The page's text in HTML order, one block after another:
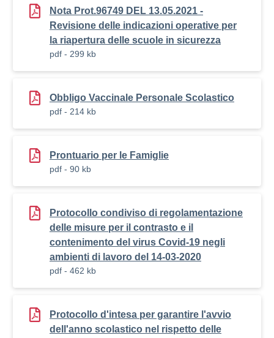
Nota Prot.96749 DEL 13.05.2021 -
Revisione delle indicazioni operative per
la riapertura delle scuole in sicurezza
pdf - 299 kb
Obbligo Vaccinale Personale Scolastico
pdf - 214 kb
Prontuario per le Famiglie
pdf - 90 kb
Protocollo condiviso di regolamentazione
delle misure per il contrasto e il
contenimento del virus Covid-19 negli
ambienti di lavoro del 14-03-2020
pdf - 462 kb
Protocollo d'intesa per garantire l'avvio
dell'anno scolastico nel rispetto delle